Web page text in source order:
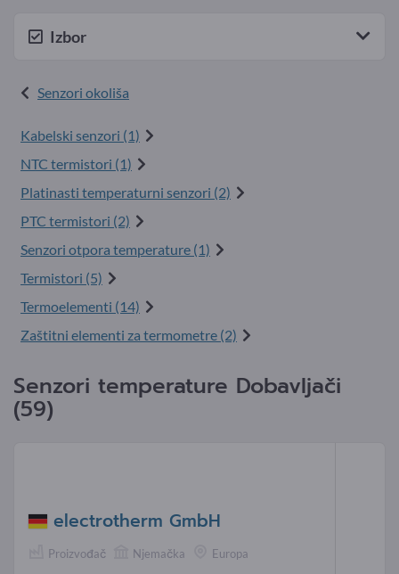
Izbor
Senzori okoliša
Kabelski senzori (1)
NTC termistori (1)
Platinasti temperaturni senzori (2)
PTC termistori (2)
Senzori otpora temperature (1)
Termistori (5)
Termoelementi (14)
Zaštitni elementi za termometre (2)
Senzori temperature Dobavljači
(59)
electrotherm GmbH
Proizvođač Njemačka Europa